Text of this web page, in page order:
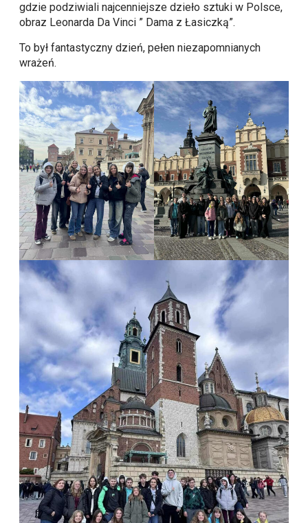
gdzie podziwiali najcenniejsze dzieło sztuki w Polsce,
obraz Leonarda Da Vinci ” Dama z Łasiczką”.
To był fantastyczny dzień, pełen niezapomnianych
wrażeń.